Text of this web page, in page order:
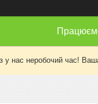
у нас неробочий час!